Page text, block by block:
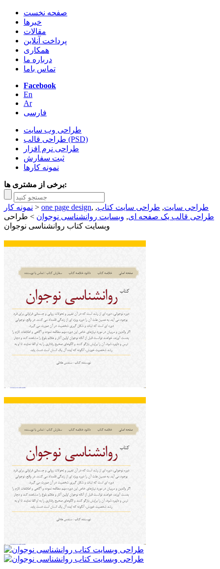
صفحه نخست
خبرها
مقالات
پرداخت آنلاین
همکاری
درباره ما
تماس باما
Facebook
En
Ar
فارسی
طراحی وب سایت
طراحی قالب (PSD)
طراحی نرم افزار
ثبت سفارش
نمونه کارها
برخی از مشتری ها:
نمونه کار > one page design, طراحی سایت, طراحی سایت کتاب,
طراحی قالب یک صفحه ای, وبسایت روانشناسی نوجوان > طراحی
وبسایت کتاب روانشناسی نوجوان